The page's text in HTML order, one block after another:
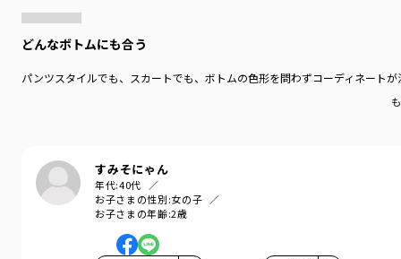
どんなボトムにも合う
パンツスタイルでも、スカートでも、ボトムの色形を問わずコーディネート
すみそにゃん
年代:40代
お子さまの性別:女の子
お子さまの年齢:2歳
そんな思いを込めてブランシェスから
デイリーウェアをご提案する新レーベルです
-----
＃通園コーデ＃通学コーデ＃小学生コーデ
＃プチプラ＃プチプラ子供服＃子供服通販
＃お揃い＃お揃いコーデ
＃ペア＃ペアコーデ
＃100cm＃110cm＃120cm＃130cm＃140cm＃150cm#160cm